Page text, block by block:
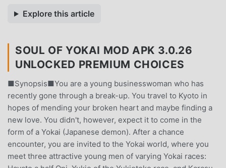
Explore this article
SOUL OF YOKAI MOD APK 3.0.26
UNLOCKED PREMIUM CHOICES
■Synopsis■You are a young businesswoman who has
recently gone through a break-up. You travel to Kyoto in
hopes of mending your broken heart and maybe finding a
new love. You didn't, however, expect it to come in the
form of a Yokai (Japanese demon). After a chance
encounter, you are invited to the Yokai world, where you
meet three attractive young men of varying Yokai races: